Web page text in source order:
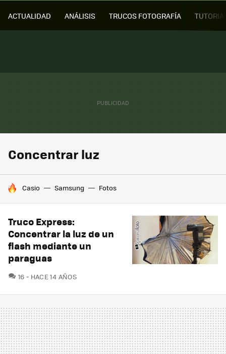
ACTUALIDAD ANÁLISIS TRUCOS FOTOGRAFÍA
Concentrar luz
HOY SE HABLA DE
Casio Samsung Fotos
Truco Express:
Concentrar la luz de un
flash mediante un
paraguas
16 COMENTARIOS
HACE 14 AÑOS